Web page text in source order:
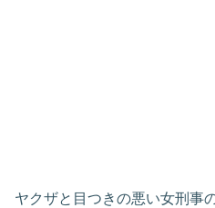
ヤクザと目つきの悪い女刑事